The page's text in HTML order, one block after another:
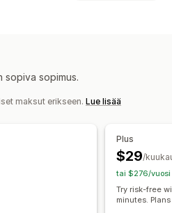
Toimituspäivä
Useat alueet
Toimituspäivä
sopiva sopimus.
maksut erikseen. Lue lisää
Plus
$29/
tai $276/vuosi
Try risk-free
minutes.